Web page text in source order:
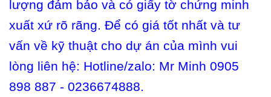
lượng đảm bảo và có giấy tờ chứng minh
xuất xứ rõ rãng. Để có giá tốt nhất và tư
vấn về kỹ thuật cho dự án của mình vui
lòng liên hệ: Hotline/zalo: Mr Minh 0905
898 887 - 0236674888.